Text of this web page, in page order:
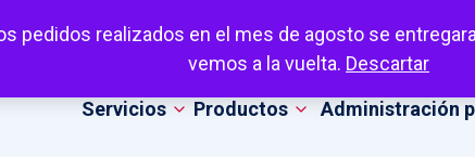
pedidos realizados en el mes de agosto se
vemos a la vuelta. Descartar
Servicios Productos Administración